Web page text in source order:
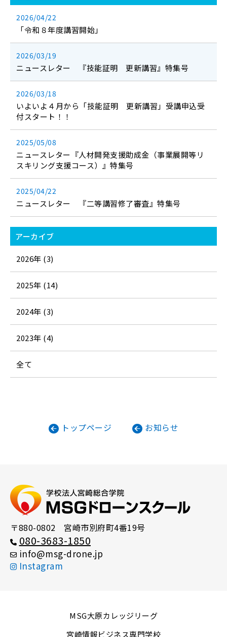
2026/04/22
「令和８年度講習開始」
2026/03/19
ニュースレター 『技能証明 更新講習』特集号
2026/03/18
いよいよ４月から「技能証明 更新講習」受講申込受
付スタート！！
2025/05/08
ニュースレター『人材開発支援助成金（事業展開等リ
スキリング支援コース）』特集号
2025/04/22
ニュースレター 『二等講習修了審査』特集号
アーカイブ
2026年 (3)
2025年 (14)
2024年 (3)
2023年 (4)
全て
トップページ お知らせ
〒880-0802 宮崎市別府町4番19号
080-3683-1850
info msg-drone jp
Instagram
MSG大原カレッジリーグ
宮崎情報ビジネス専門学校